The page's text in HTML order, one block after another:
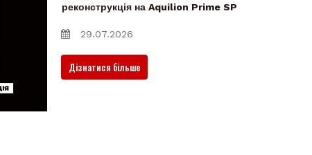
реконструкція на Aquilion Prime SP
29.07.2026
Дізнатися більше